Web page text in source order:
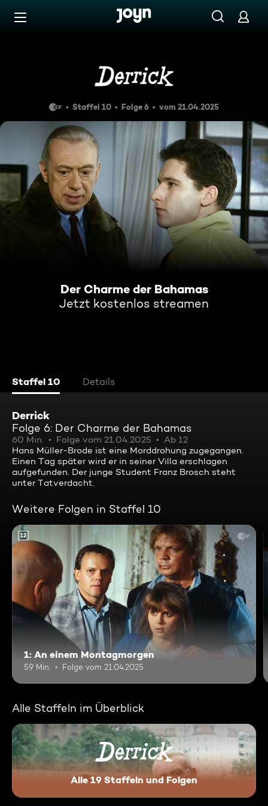
Zum Inhalt springen
Der Charme der Bahamas
Staffel 10 Folge 6 vom 21.04.2025
Der Charme der Bahamas
Jetzt kostenlos streamen
Staffel 10 Details
Derrick
Folge 6: Der Charme der Bahamas
60 Min. Folge vom 21.04.2025
Ab 12
Hans Müller-Brode ist eine Morddrohung zugegangen.
Einen Tag später wird er in seiner Villa erschlagen
aufgefunden. Der junge Student Franz Brosch steht
unter Tatverdacht.
Weitere Folgen in Staffel 10
12
1: An einem Montagmorgen
59 Min. Folge vom 21.04.2025
Alle Staffeln im Überblick
Alle 19 Staffeln und Folgen